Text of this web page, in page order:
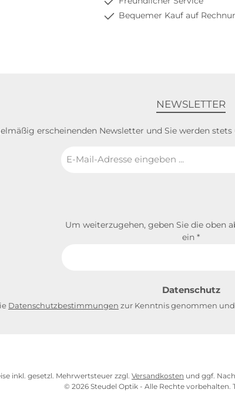
Bequemer Kauf auf
NEWSLETTER
erscheinenden Newsletter und Sie werden
Mail-
Um weiterzugehen, geben Sie die oben
ein *
Datenschutz
Datenschutzbestimmungen zur Kenntnis genommen
inkl. gesetzl. Mehrwertsteuer zzgl. Versandkosten und ggf.
© 2026 Steudel Optik - Alle Rechte vorbehalten.